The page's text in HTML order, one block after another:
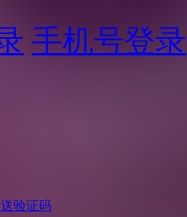
手机号登录
验证码